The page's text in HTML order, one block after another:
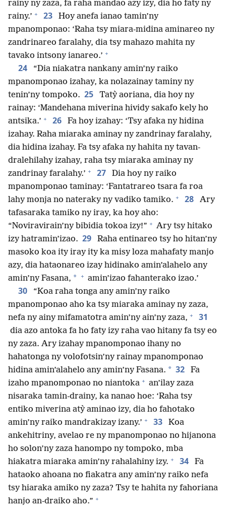
rainy ny zaza, fa raha mandao azy izy, dia ho faty ny
rainy.’ + 23
Hoy anefa ianao tamin’ny
mpanomponao: ‘Raha tsy miara-midina aminareo ny
zandrinareo faralahy, dia tsy mahazo mahita ny
tavako intsony ianareo.’ +
24
“Dia niakatra nankany amin’ny raiko
mpanomponao izahay, ka nolazainay taminy ny
tenin’ny tompoko. 25
Tatỳ aoriana, dia hoy ny
rainay: ‘Mandehana miverina hividy sakafo kely ho
antsika.’ + 26
Fa hoy izahay: ‘Tsy afaka ny hidina
izahay. Raha miaraka aminay ny zandrinay faralahy,
dia hidina izahay. Fa tsy afaka ny hahita ny tavan-
dralehilahy izahay, raha tsy miaraka aminay ny
zandrinay faralahy.’ + 27
Dia hoy ny raiko
mpanomponao taminay: ‘Fantatrareo tsara fa roa
lahy monja no nateraky ny vadiko tamiko. + 28
Ary
tafasaraka tamiko ny iray, ka hoy aho:
“Noviravirain’ny bibidia tokoa izy!” + Ary tsy hitako
izy hatramin’izao. 29
Raha entinareo tsy ho hitan’ny
masoko koa ity iray ity ka misy loza mahafaty manjo
azy, dia hataonareo izay hidinako amin’alahelo any
amin’ny Fasana, * + amin’izao fahanterako izao.’
30
“Koa raha tonga any amin’ny raiko
mpanomponao aho ka tsy miaraka aminay ny zaza,
nefa ny ainy mifamatotra amin’ny ain’ny zaza, + 31
dia azo antoka fa ho faty izy raha vao hitany fa tsy eo
ny zaza. Ary izahay mpanomponao ihany no
hahatonga ny volofotsin’ny rainay mpanomponao
hidina amin’alahelo any amin’ny Fasana. * 32
Fa
izaho mpanomponao no niantoka + an’ilay zaza
nisaraka tamin-drainy, ka nanao hoe: ‘Raha tsy
entiko miverina atỳ aminao izy, dia ho fahotako
amin’ny raiko mandrakizay izany.’ + 33
Koa
ankehitriny, avelao re ny mpanomponao no hijanona
ho solon’ny zaza hanompo ny tompoko, mba
hiakatra miaraka amin’ny rahalahiny izy. + 34
Fa
hataoko ahoana no fiakatra any amin’ny raiko nefa
tsy hiaraka amiko ny zaza? Tsy te hahita ny fahoriana
hanjo an-draiko aho.” +